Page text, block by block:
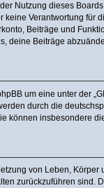
Nutzung dieses
keine Verantwortung
Beiträge und
deine Beiträge
um eine unter der „
durch die
können insbesondere
von Leben,
zurückzuführen